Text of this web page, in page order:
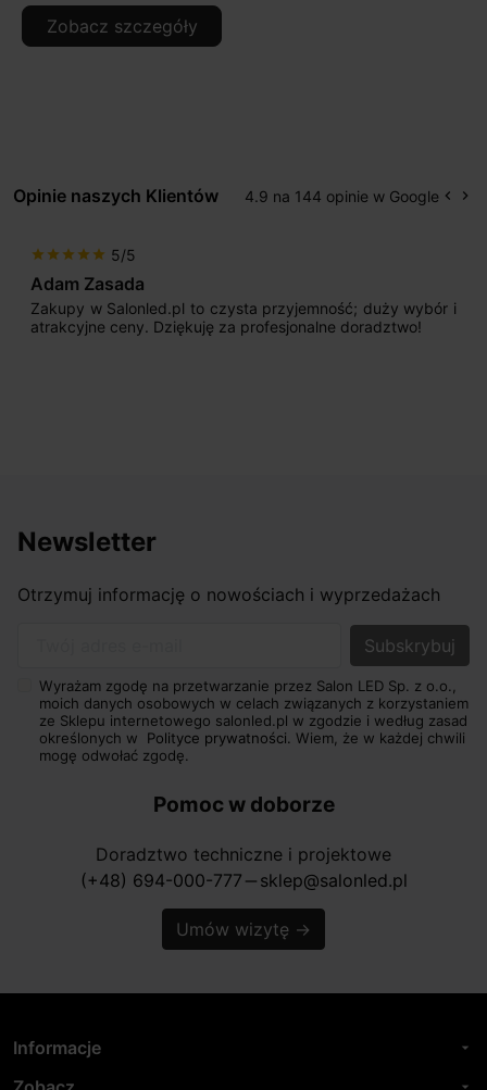
Zobacz szczegóły
Opinie naszych Klientów 4.9 na 144 opinie w Google keyboard_arrow_left keyboard_arrow_right
star star star star star 5/5
Adam Zasada
Zakupy w Salonled.pl to czysta przyjemność; duży wybór i
atrakcyjne ceny. Dziękuję za profesjonalne doradztwo!
Newsletter
Otrzymuj informację o nowościach i wyprzedażach
Wyrażam zgodę na przetwarzanie przez Salon LED Sp. z o.o.,
moich danych osobowych w celach związanych z korzystaniem
ze Sklepu internetowego salonled.pl w zgodzie i według zasad
określonych w Polityce prywatności. Wiem, że w każdej chwili
mogę odwołać zgodę.
Pomoc w doborze
Doradztwo techniczne i projektowe
(+48) 694-000-777 horizontal_rule sklep@salonled.pl
Umów wizytę →
Informacje arrow_drop_down
arrow_drop_down